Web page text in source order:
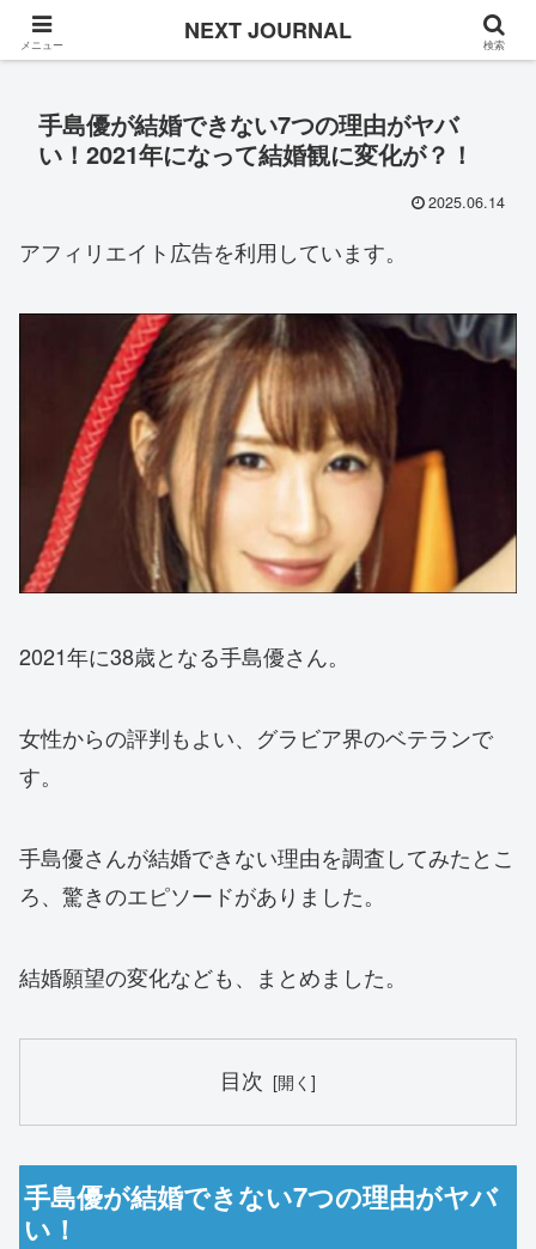
Once in a while
手島優が結婚できない7つの理由がヤバ
い！2021年になって結婚観に変化が？！
2025.06.14
アフィリエイト広告を利用しています。
2021年に38歳となる手島優さん。
女性からの評判もよい、グラビア界のベテランで
す。
手島優さんが結婚できない理由を調査してみたとこ
ろ、驚きのエピソードがありました。
結婚願望の変化なども、まとめました。
目次
手島優が結婚できない7つの理由がヤバ
い！
メニュー NEXT JOURNAL 検索